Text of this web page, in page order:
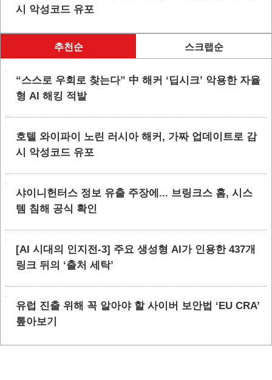
시 악성코드 유포
추천순 스크랩순
“스스로 우회로 찾는다” 中 해커 ‘딥시크’ 악용한 자율
형 AI 해킹 적발
호텔 와이파이 노린 러시아 해커, 가짜 업데이트로 감
시 악성코드 유포
샤이니헌터스 정보 유출 주장에... 브링크스 홈, 시스
템 침해 공식 확인
[AI 시대의 인지전-3] 주요 생성형 AI가 인용한 437개
링크 뒤의 ‘출처 세탁’
유럽 진출 위해 꼭 알아야 할 사이버 보안법 ‘EU CRA’
톺아보기